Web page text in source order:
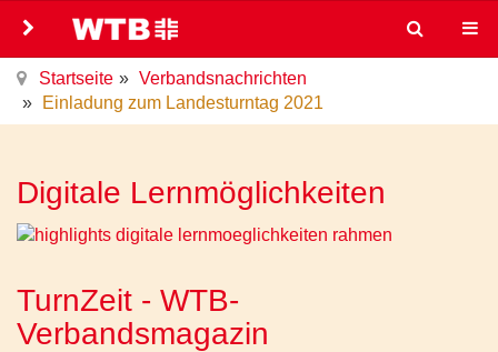
Startseite
Verbandsnachrichten
Einladung zum Landesturntag 2021
Digitale Lernmöglichkeiten
TurnZeit - WTB-
Verbandsmagazin